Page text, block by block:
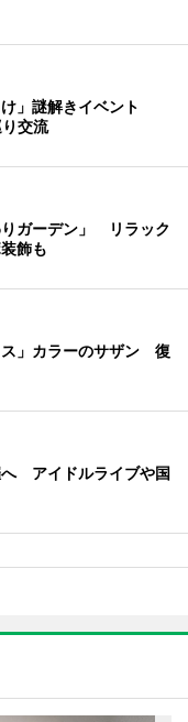
」謎解きイベント
交流
ガーデン」 リラック
飾も
」カラーのサザン 復
アイドルライブや国